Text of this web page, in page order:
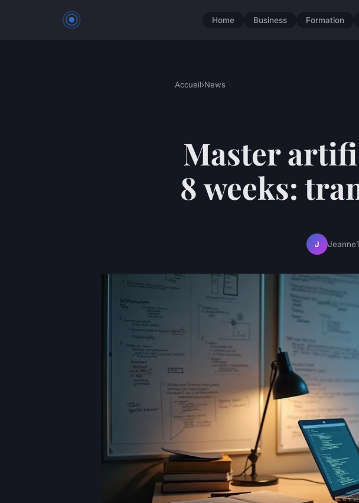
Home Business Formation
Accueil›News
Master
8 weeks:
J Jeanne